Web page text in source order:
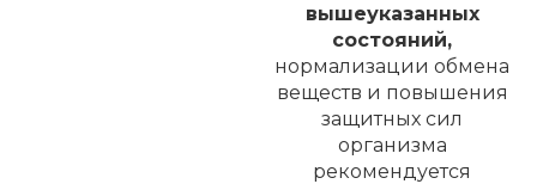
вышеуказанных
состояний,
нормализации обмена
веществ и повышения
защитных сил
организма
рекомендуется